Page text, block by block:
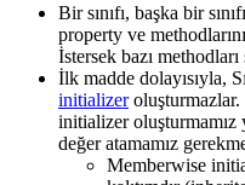
Bir sınıfı, başka bir
property ve
İstersek bazı
İlk madde dolayısıyla,
initializeroluşturmazlar.
initializer oluşturmamız
değer atamamız
Memberwise